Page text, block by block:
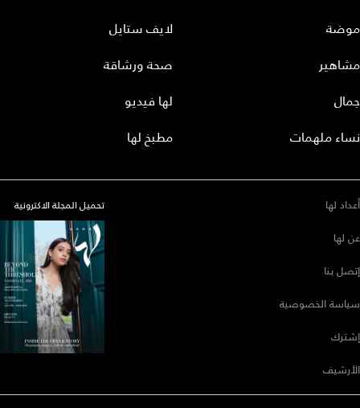
موضة
مشاهير
جمال
نساء ملهمات
لايف ستايل
صحة ورشاقة
لها فيديو
مطبخ لها
أعداد لها
عن لها
إتصل بنا
سياسة الخصوصية
إشترك
الأرشيف
تحميل المجلة الاكترونية